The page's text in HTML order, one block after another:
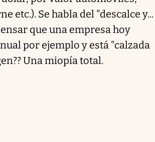
etc.). Se habla del "descalce y...
que una empresa hoy
por ejemplo y está "calzada
Una miopía total.